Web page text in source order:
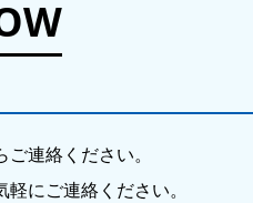
連絡ください。
にご連絡ください。